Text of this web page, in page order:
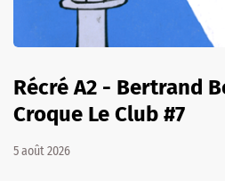
Récré A2 - Bertrand
Croque Le Club #7
5 août 2026